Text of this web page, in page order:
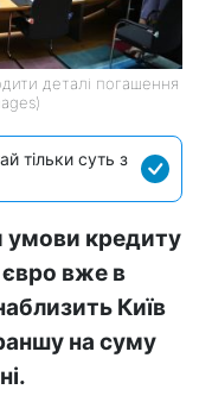
деталі погашення
тільки суть з
умови кредиту
євро вже в
Київ
на суму